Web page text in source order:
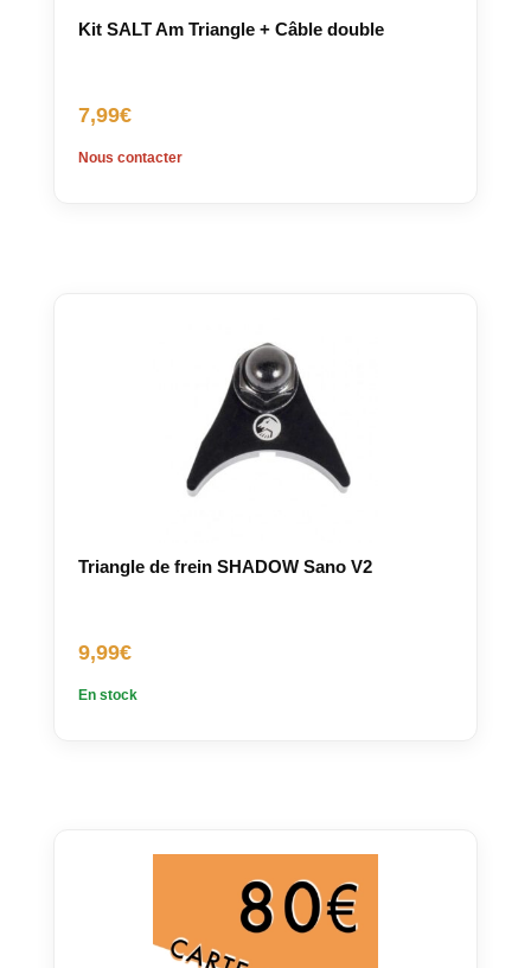
Kit SALT Am Triangle + Câble double
7,99€
Nous contacter
Triangle de frein SHADOW Sano V2
9,99€
En stock